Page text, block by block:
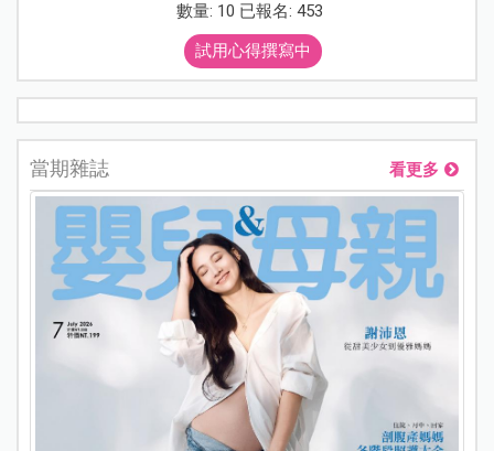
數量: 10 已報名: 453
試用心得撰寫中
當期雜誌 看更多